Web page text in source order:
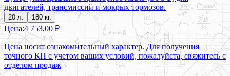
двигателей, трансмиссий и мокрых тормозов.
20 л. 180 кг.
Цена:4 753,00 ₽
Цена носит ознакомительный характер. Для получения
точного КП с учетом ваших условий, пожалуйста, свяжитесь с
отделом продаж